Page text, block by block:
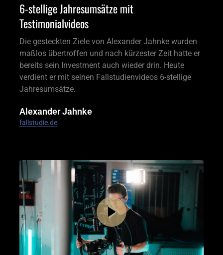
6-stellige Jahresumsätze mit
Testimonialvideos
Die gesteckten Ziele von Alexander Jahnke wurden
maßlos übertroffen und nach kürzester Zeit hatte er
bereits sein Investment auch wieder drin. Heute
verdient er mit seinen Fallstudienvideos 6-stellige
Jahresumsätze.
Alexander Jahnke
fallstudie.de